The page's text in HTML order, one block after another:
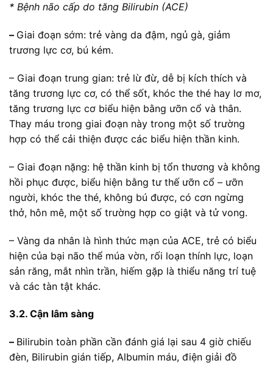
* Bệnh não cấp do tăng Bilirubin (ACE)
– Giai đoạn sớm: trẻ vàng da đậm, ngủ gà, giảm
trương lực cơ, bú kém.
– Giai đoạn trung gian: trẻ lừ đừ, dễ bị kích thích và
tăng trương lực cơ, có thể sốt, khóc the thé hay lơ mơ,
tăng trương lực cơ biểu hiện bằng ưỡn cổ và thân.
Thay máu trong giai đoạn này trong một số trường
hợp có thể cải thiện được các biểu hiện thần kinh.
– Giai đoạn nặng: hệ thần kinh bị tổn thương và không
hồi phục được, biểu hiện bằng tư thế ưỡn cổ – ưỡn
người, khóc the thé, không bú được, có cơn ngừng
thở, hôn mê, một số trường hợp co giật và tử vong.
– Vàng da nhân là hình thức mạn của ACE, trẻ có biểu
hiện của bại não thể múa vờn, rối loạn thính lực, loạn
sản răng, mắt nhìn trần, hiếm gặp là thiểu năng trí tuệ
và các tàn tật khác.
3.2. Cận lâm sàng
– Bilirubin toàn phần cần đánh giá lại sau 4 giờ chiếu
đèn, Bilirubin gián tiếp, Albumin máu, điện giải đồ